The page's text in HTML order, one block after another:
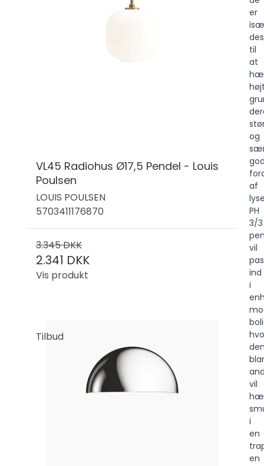
VL45 Radiohus Ø17,5 Pendel - Louis
Poulsen
LOUIS POULSEN
5703411176870
3.345 DKK
2.341 DKK
Vis produkt
Tilbud
er
til
at
og
af
PH
3/3
vil
ind
i
vil
i
en
en